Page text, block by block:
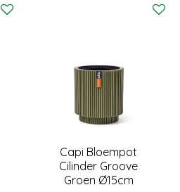
Capi Bloempot
Cilinder Groove
Groen Ø15cm